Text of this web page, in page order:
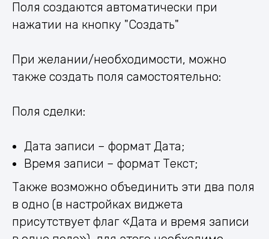
Поля создаются автоматически при
нажатии на кнопку "Создать"
При желании/необходимости, можно
также создать поля самостоятельно:
Поля сделки:
Дата записи – формат Дата;
Время записи – формат Текст;
Также возможно объединить эти два поля
в одно (в настройках виджета
присутствует флаг «Дата и время записи